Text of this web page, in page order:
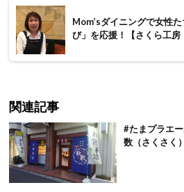
Mom’sダイニングで女性
び」を応援！【さくら工房
関連記事
#たまプラエ
数（さくさく）